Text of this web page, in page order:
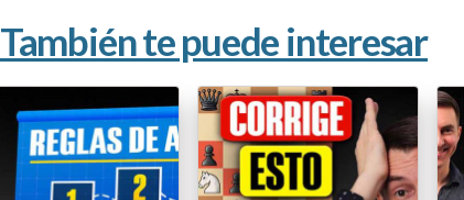
También te puede interesar